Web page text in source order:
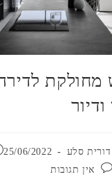
מחולקת
סלע פורסם:
25/06/2022
תגובות:אין תגובות